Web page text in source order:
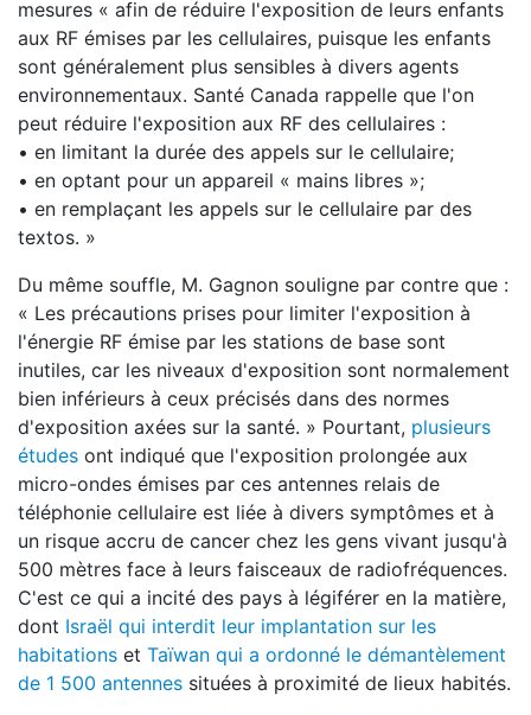
mesures « afin de réduire l'exposition de leurs enfants
aux RF émises par les cellulaires, puisque les enfants
sont généralement plus sensibles à divers agents
environnementaux. Santé Canada rappelle que l'on
peut réduire l'exposition aux RF des cellulaires :
• en limitant la durée des appels sur le cellulaire;
• en optant pour un appareil « mains libres »;
• en remplaçant les appels sur le cellulaire par des
textos. »
Du même souffle, M. Gagnon souligne par contre que :
« Les précautions prises pour limiter l'exposition à
l'énergie RF émise par les stations de base sont
inutiles, car les niveaux d'exposition sont normalement
bien inférieurs à ceux précisés dans des normes
d'exposition axées sur la santé. » Pourtant, plusieurs
études ont indiqué que l'exposition prolongée aux
micro-ondes émises par ces antennes relais de
téléphonie cellulaire est liée à divers symptômes et à
un risque accru de cancer chez les gens vivant jusqu'à
500 mètres face à leurs faisceaux de radiofréquences.
C'est ce qui a incité des pays à légiférer en la matière,
dont Israël qui interdit leur implantation sur les
habitations et Taïwan qui a ordonné le démantèlement
de 1 500 antennes situées à proximité de lieux habités.